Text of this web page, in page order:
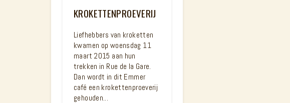
KROKETTENPROEVERIJ
Liefhebbers van kroketten
kwamen op woensdag 11
maart 2015 aan hun
trekken in Rue de la Gare.
Dan wordt in dit Emmer
café een krokettenproeverij
gehouden...